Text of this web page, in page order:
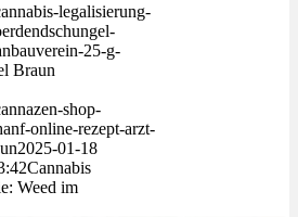
legalisierung-
25-g-
Braun
shop-
online-rezept-arzt-
2025-01-18
Cannabis
Weed im